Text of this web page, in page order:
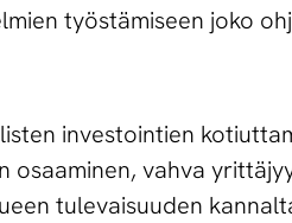
työstämiseen joko
investointien
osaaminen, vahva
tulevaisuuden